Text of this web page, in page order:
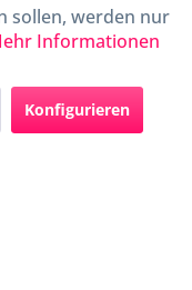
sollen, werden nur
Informationen
Konfigurieren